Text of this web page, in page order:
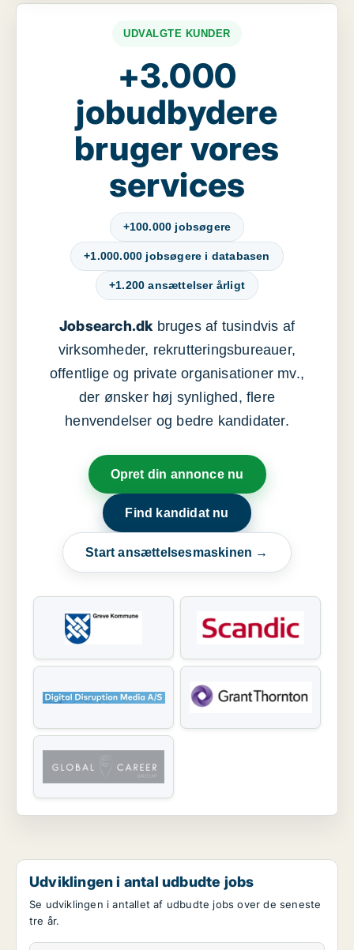
UDVALGTE KUNDER
+3.000
jobudbydere
bruger vores
services
+100.000 jobsøgere
+1.000.000 jobsøgere i databasen
+1.200 ansættelser årligt
Jobsearch.dkbruges af tusindvis af
virksomheder, rekrutteringsbureauer,
offentlige og private organisationer mv.,
der ønsker høj synlighed, flere
henvendelser og bedre kandidater.
Opret din annonce nu
Find kandidat nu
Start ansættelsesmaskinen →
Udviklingen i antal udbudte jobs
Se udviklingen i antallet af udbudte jobs over de seneste
tre år.